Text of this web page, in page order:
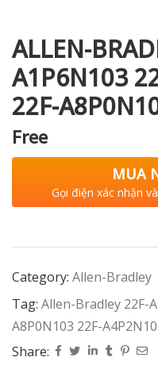
ALLEN-
A1P6N103
22F-
Free
MUA
Gọi điện xác nhận
Category: Allen-Bradley
Tag: Allen-Bradley 22F-
A8P0N103 22F-
Share: